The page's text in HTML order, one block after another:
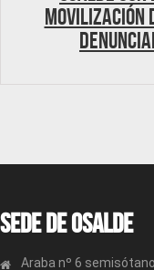
movilización
Sede de OSALDE
Araba nº 6